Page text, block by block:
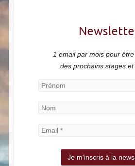
1 email par mois pour
des prochains stages